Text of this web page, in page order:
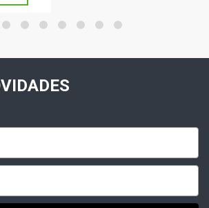
S24A/S24B PARA S24
1.4 8V EVO FLEX (2010 - 2016)
S24A/S24B PARA S24
S24A/S24B PARA S24
2.3 16V DURATEC GASOLINA (2006 -
2 3 4 5 6 7 8